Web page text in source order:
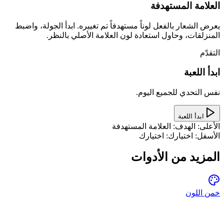
العلامة المستهدفة
يعرض الشعار بالفعل لوناً مستهدفاً تم تغييره. ابدأ الجولة، واضبط
المنزلقات، وحاول استعادة لون العلامة الأصلي بالنظر.
التقدّم
ابدأ اللعبة
نفس التحدي للجميع اليوم.
ابدأ اللعبة
الأعلى: الهدف: العلامة المستهدفة
الأسفل: اختيارك: اختيارك
المزيد من الأدوات
خمن اللون